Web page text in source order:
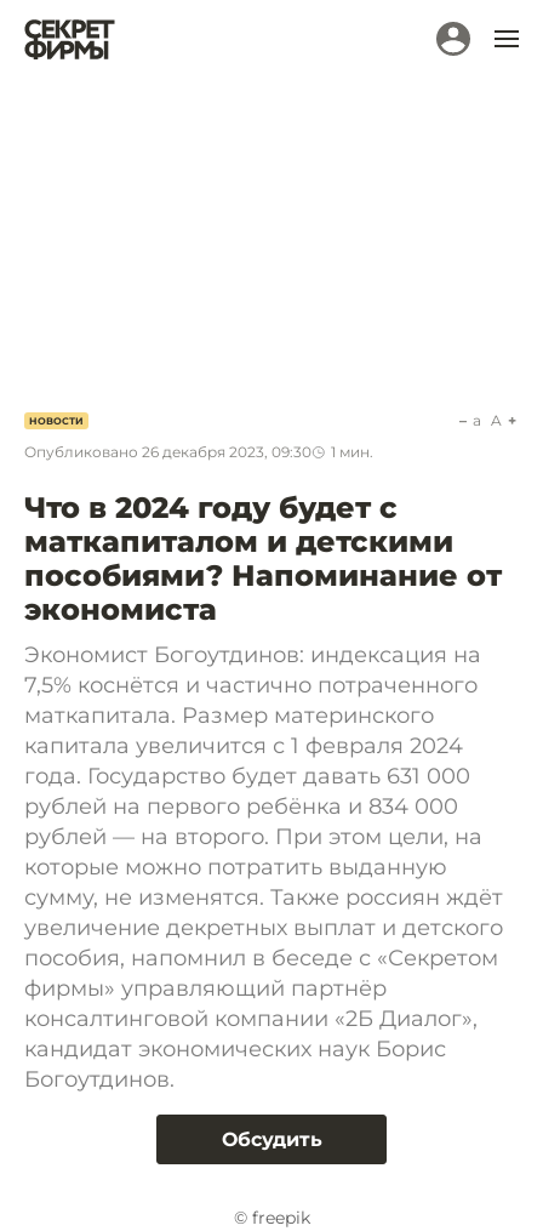
НОВОСТИ
Опубликовано 26 декабря 2023, 09:30 1 мин.
a A
Что в 2024 году будет с
маткапиталом и детскими
пособиями? Напоминание от
экономиста
Экономист Богоутдинов: индексация на
7,5% коснётся и частично потраченного
маткапитала. Размер материнского
капитала увеличится с 1 февраля 2024
года. Государство будет давать 631 000
рублей на первого ребёнка и 834 000
рублей — на второго. При этом цели, на
которые можно потратить выданную
сумму, не изменятся. Также россиян ждёт
увеличение декретных выплат и детского
пособия, напомнил в беседе с «Секретом
фирмы» управляющий партнёр
консалтинговой компании «2Б Диалог»,
кандидат экономических наук Борис
Богоутдинов.
Обсудить
© freepik